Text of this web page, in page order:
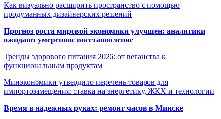
Как визуально расширить пространство с помощью
продуманных дизайнерских решений
Прогноз роста мировой экономики улучшен: аналитики
ожидают умеренное восстановление
Тренды здорового питания 2026: от веганства к
функциональным продуктам
Минэкономики утвердило перечень товаров для
импортозамещения: ставка на энергетику, ЖКХ и технологии
Время в надежных руках: ремонт часов в Минске